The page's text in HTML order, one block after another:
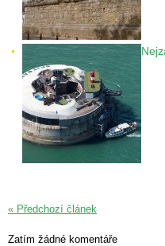
« Předchozí článek
Zatím žádné komentáře